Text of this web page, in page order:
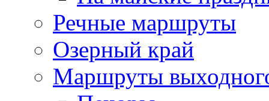
Речные маршруты
Озерный край
Маршруты